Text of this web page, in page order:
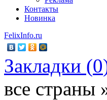
Контакты
Новинка
FelixInfo.ru
Закладки (0
все страны